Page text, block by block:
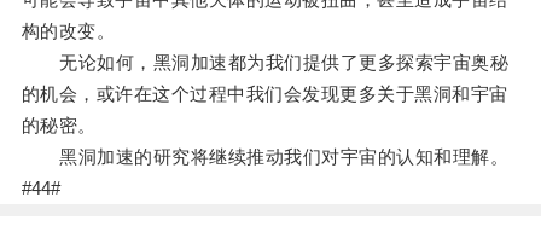
构的改变。
无论如何，黑洞加速都为我们提供了更多探索宇宙奥秘
的机会，或许在这个过程中我们会发现更多关于黑洞和宇宙
的秘密。
黑洞加速的研究将继续推动我们对宇宙的认知和理解。
#44#